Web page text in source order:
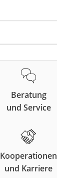
Beratung
und Service
Kooperationen
und Karriere